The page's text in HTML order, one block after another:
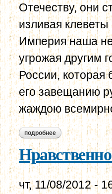
Отечеству, они
изливая
Империя наша не
угрожая другим
России,
его завещанию
жаждою
подробнее о отчет о
жандармов за
чт, 11/08/2012 -